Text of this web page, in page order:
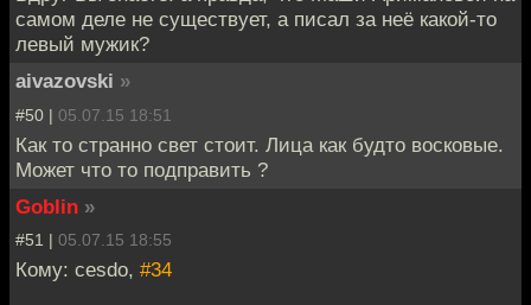
самом деле не существует, а писал за неё какой-то
левый мужик?
aivazovski »
#50 | 05.07.15 18:51
Как то странно свет стоит. Лица как будто восковые.
Может что то подправить ?
Goblin »
#51 | 05.07.15 18:55
Кому: cesdo, #34